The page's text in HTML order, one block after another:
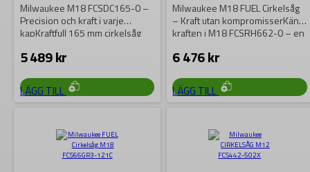
Milwaukee M18 FCSDC165-0 –
Precision och kraft i varje
kapKraftfull 165 mm cirkelsåg
5 489kr
LÄGG TILL
Milwaukee M18 FUEL Cirkelsåg
– Kraft utan kompromisserKänn
kraften i M18 FCSRH662-0 – en
6 476kr
LÄGG TILL